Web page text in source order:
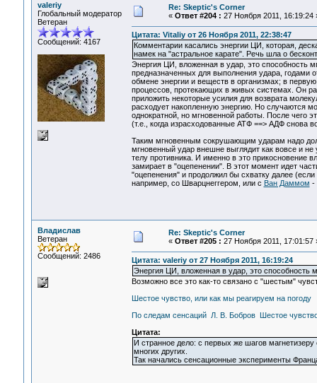
valeriy
Глобальный модератор
Ветеран
Сообщений: 4167
Re: Skeptic's Corner
« Ответ #204 : 27 Ноября 2011, 16:19:24
Цитата: Vitaliy от 26 Ноября 2011, 22:38:47
Комментарии касались энергии ЦИ, которая,
намек на "астральное карате". Речь шла о
Энергия ЦИ, вложенная в удар, это способность
предназначенных для выполнения удара, годами
обмене энергии и веществ в организмах; в
процессов, протекающих в живых системах. Он
приложить некоторые усилия для возврата
расходует накопленную энергию. Но случаются
однократной, но мгновенной работы. После чего
(т.е., когда израсходованные АТФ ==> АДФ снова
Таким мгновенным сокрушающим ударам надо
мгновенный удар внешне выглядит как вовсе и
телу противника. И именно в это прикосновение
замирает в "оцепенении". В этот момент идет
"оцепенения" и продолжил бы схватку далее
например, со Шварцнеггером, или с Ван Даммом -
Владислав
Ветеран
Сообщений: 2486
Re: Skeptic's Corner
« Ответ #205 : 27 Ноября 2011, 17:01:57
Цитата: valeriy от 27 Ноября 2011, 16:19:24
Энергия ЦИ, вложенная в удар, это
Возможно все это как-то связано с "шестым"
Шестое чувство, или как мы реагируем на погоду
По следам сенсаций Л. В. Бобров Шестое
Цитата:
И странное дело: с первых же шагов
многих других.
Так начались сенсационные эксперименты